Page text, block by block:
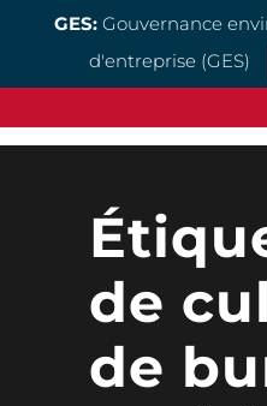
GES: Gouvernance
d'entreprise (GES)
de
de